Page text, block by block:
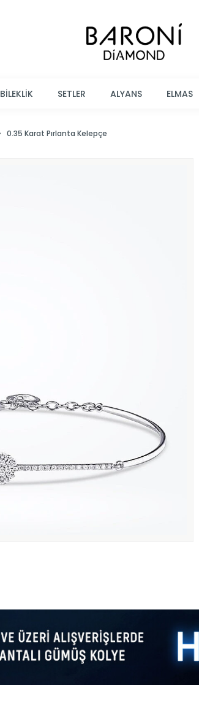
BİLEKLİK SETLER ALYANS ELMAS
0.35 Karat Pırlanta Kelepçe